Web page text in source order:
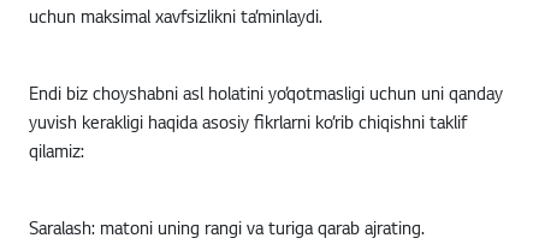
uchun maksimal xavfsizlikni ta’minlaydi.
Endi biz choyshabni asl holatini yo’qotmasligi uchun uni qanday
yuvish kerakligi haqida asosiy fikrlarni ko’rib chiqishni taklif
qilamiz:
Saralash: matoni uning rangi va turiga qarab ajrating.